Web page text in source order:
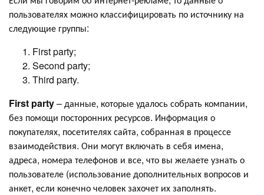
пользователях можно классифицировать по источнику на
следующие группы:
First party;
Second party;
Third party.
First party– данные, которые удалось собрать компании,
без помощи посторонних ресурсов. Информация о
покупателях, посетителях сайта, собранная в процессе
взаимодействия. Они могут включать в себя имена,
адреса, номера телефонов и все, что вы желаете узнать о
пользователе (использование дополнительных вопросов и
анкет, если конечно человек захочет их заполнять.